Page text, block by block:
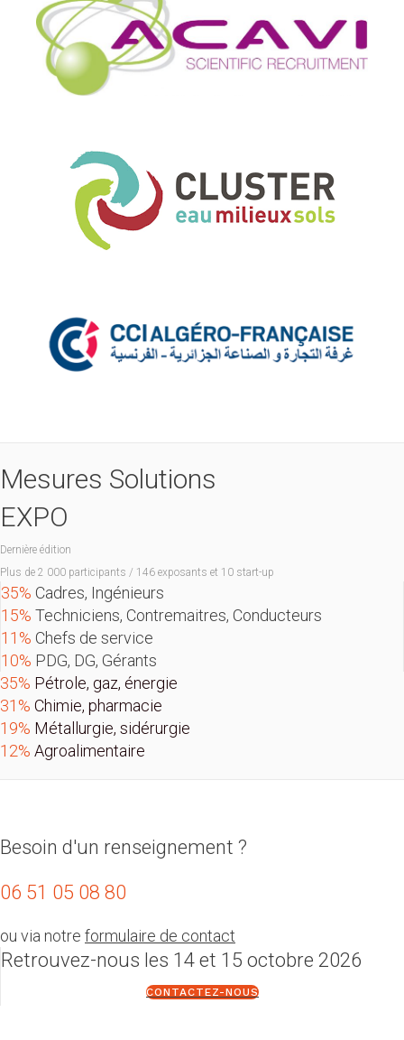
Mesures Solutions
EXPO
Dernière édition
Plus de 2 000 participants / 146 exposants et 10 start-up
35% Cadres, Ingénieurs
15% Techniciens, Contremaitres, Conducteurs
11% Chefs de service
10% PDG, DG, Gérants
35% Pétrole, gaz, énergie
31% Chimie, pharmacie
19% Métallurgie, sidérurgie
12% Agroalimentaire
Besoin d'un renseignement ?
06 51 05 08 80
ou via notre formulaire de contact
Retrouvez-nous les 14 et 15 octobre 2026
CONTACTEZ-NOUS